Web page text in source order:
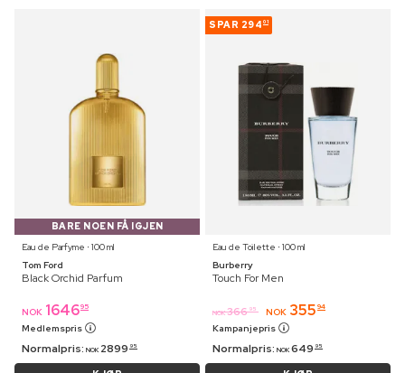
BARE NOEN FÅ IGJEN
Eau de Parfyme ⋅ 100 ml
Tom Ford
Black Orchid Parfum
NOK 164695
Medlemspris
Normalpris: NOK 2899 95
SPAR 294 01
Eau de Toilette ⋅ 100 ml
Burberry
Touch For Men
NOK 366 95 NOK 355 94
Kampanjepris
Normalpris: NOK 649 95